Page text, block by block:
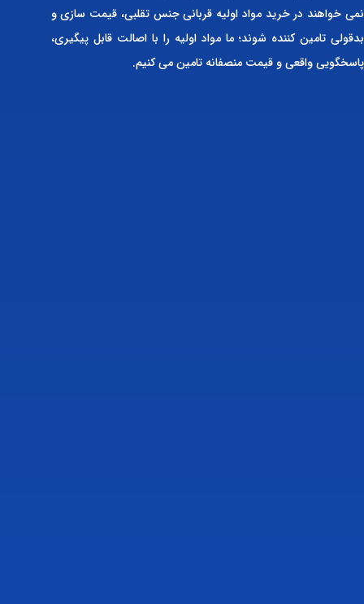
نمی خواهند در خرید مواد اولیه قربانی جنس تقلبی، قیمت سازی و
بدقولی تامین کننده شوند؛ ما مواد اولیه را با اصالت قابل پیگیری،
پاسخگویی واقعی و قیمت منصفانه تامین می کنیم.